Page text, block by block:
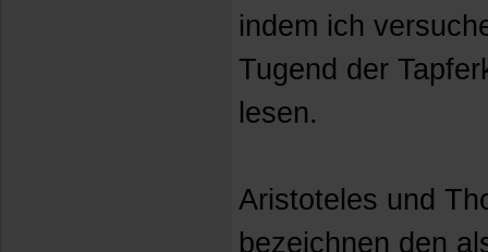
indem ich
Tugend der
lesen.
Aristoteles und
bezeichnen den